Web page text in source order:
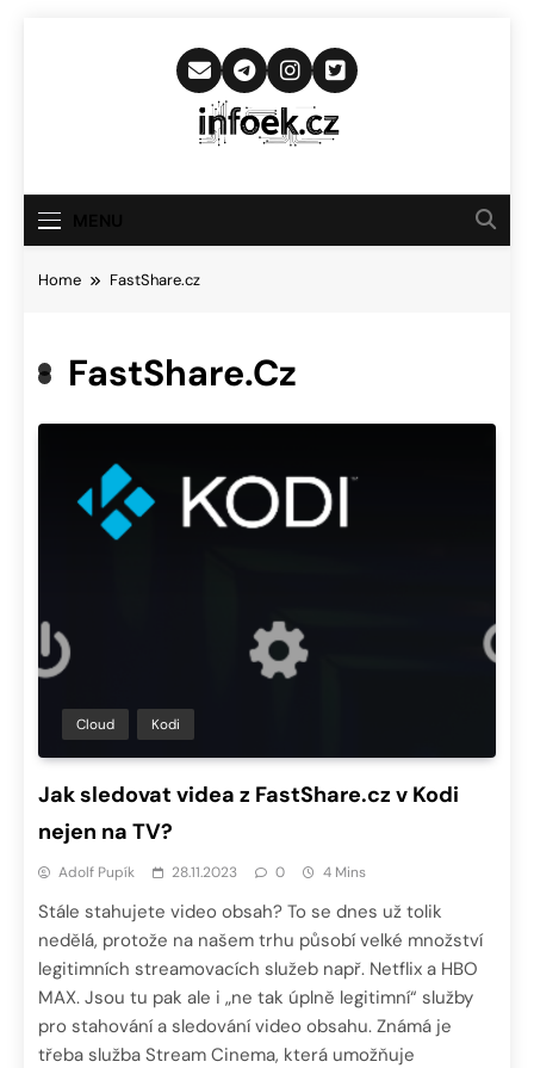
Infoek.cz
Novinkám
Home FastShare.cz
FastShare.cz
Cloud Kodi
Jak sledovat videa z FastShare.cz v Kodi
nejen na TV?
Adolf Pupík 28.11.2023 0 4 Mins
Stále stahujete video obsah? To se dnes už tolik
nedělá, protože na našem trhu působí velké množství
legitimních streamovacích služeb např. Netflix a HBO
MAX. Jsou tu pak ale i „ne tak úplně legitimní“ služby
pro stahování a sledování video obsahu. Známá je
třeba služba Stream Cinema, která umožňuje